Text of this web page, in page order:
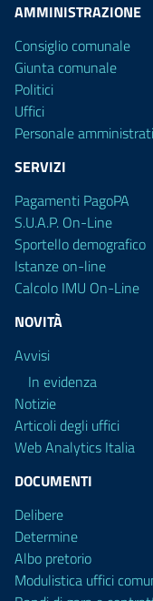
AMMINISTRAZIONE
Consiglio comunale
Giunta comunale
Politici
Uffici
Personale
SERVIZI
Pagamenti PagoPA
S.U.A.P. On-Line
Sportello demografico
Istanze on-line
Calcolo IMU On-Line
NOVITÀ
Avvisi
In evidenza
Notizie
Articoli degli uffici
Web Analytics Italia
DOCUMENTI
Delibere
Determine
Albo pretorio
Modulistica uffici